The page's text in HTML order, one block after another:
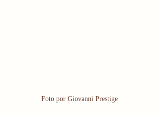
Foto por Giovanni Prestige